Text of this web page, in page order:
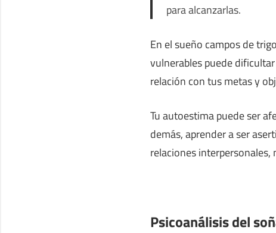
para alcanzarlas.
En el sueño campos de
vulnerables puede
relación con tus metas y
Tu autoestima puede ser
demás, aprender a ser
relaciones interpersonales,
Psicoanálisis del